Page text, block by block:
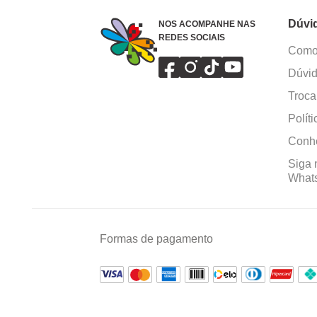
NOS ACOMPANHE NAS
REDES SOCIAIS
Siga
Formas de pagamento